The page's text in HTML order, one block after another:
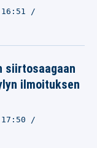
siirtosaagaan
ilmoituksen